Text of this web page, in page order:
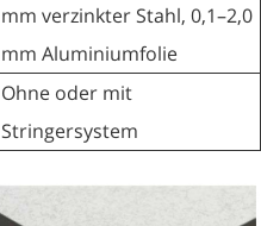
mm verzinkter Stahl, 0,1–2,0
mm Aluminiumfolie
Ohne oder mit
Stringersystem